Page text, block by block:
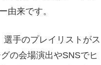
由来です。
手のプレイリストがス
の会場演出やSNSでヒ